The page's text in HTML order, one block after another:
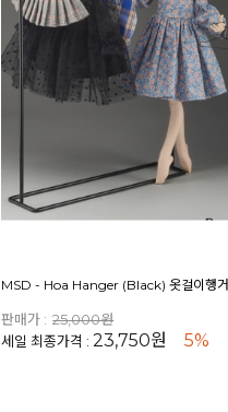
MSD - Hoa Hanger (Black) 옷걸이행거
판매가 : 25,000원
세일 최종가격 :23,750원 5%